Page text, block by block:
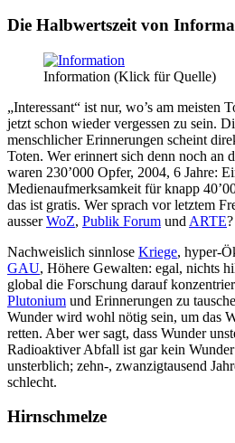
Die Halbwertszeit von
Information (Klick für Quelle)
„Interessant“ ist nur, wo’s am meisten
jetzt schon wieder vergessen zu sein.
menschlicher Erinnerungen scheint
Toten. Wer erinnert sich denn noch an
waren 230’000 Opfer, 2004, 6 Jahre:
Medienaufmerksamkeit für knapp
das ist gratis. Wer sprach vor letztem
ausserWoZ, Publik Forum und ARTE?
Nachweislich sinnlose Kriege, hyper-
GAU, Höhere Gewalten: egal, nichts
global die Forschung darauf
Plutonium und Erinnerungen zu
Wunder wird wohl nötig sein, um das
retten. Aber wer sagt, dass Wunder
Radioaktiver Abfall ist gar kein
unsterblich; zehn-, zwanzigtausend
schlecht.
Hirnschmelze